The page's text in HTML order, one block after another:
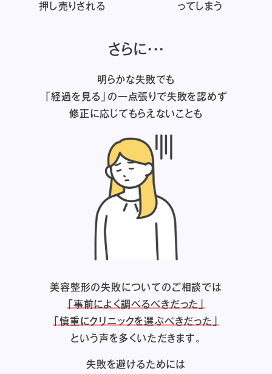
押し売りされる
ってしまう
さらに・・・
明らかな失敗でも
「経過を見る」の一点張りで失敗を認めず
修正に応じてもらえないことも
美容整形の失敗についてのご相談では
「事前によく調べるべきだった」
「慎重にクリニックを選ぶべきだった」
という声を多くいただきます。
失敗を避けるためには